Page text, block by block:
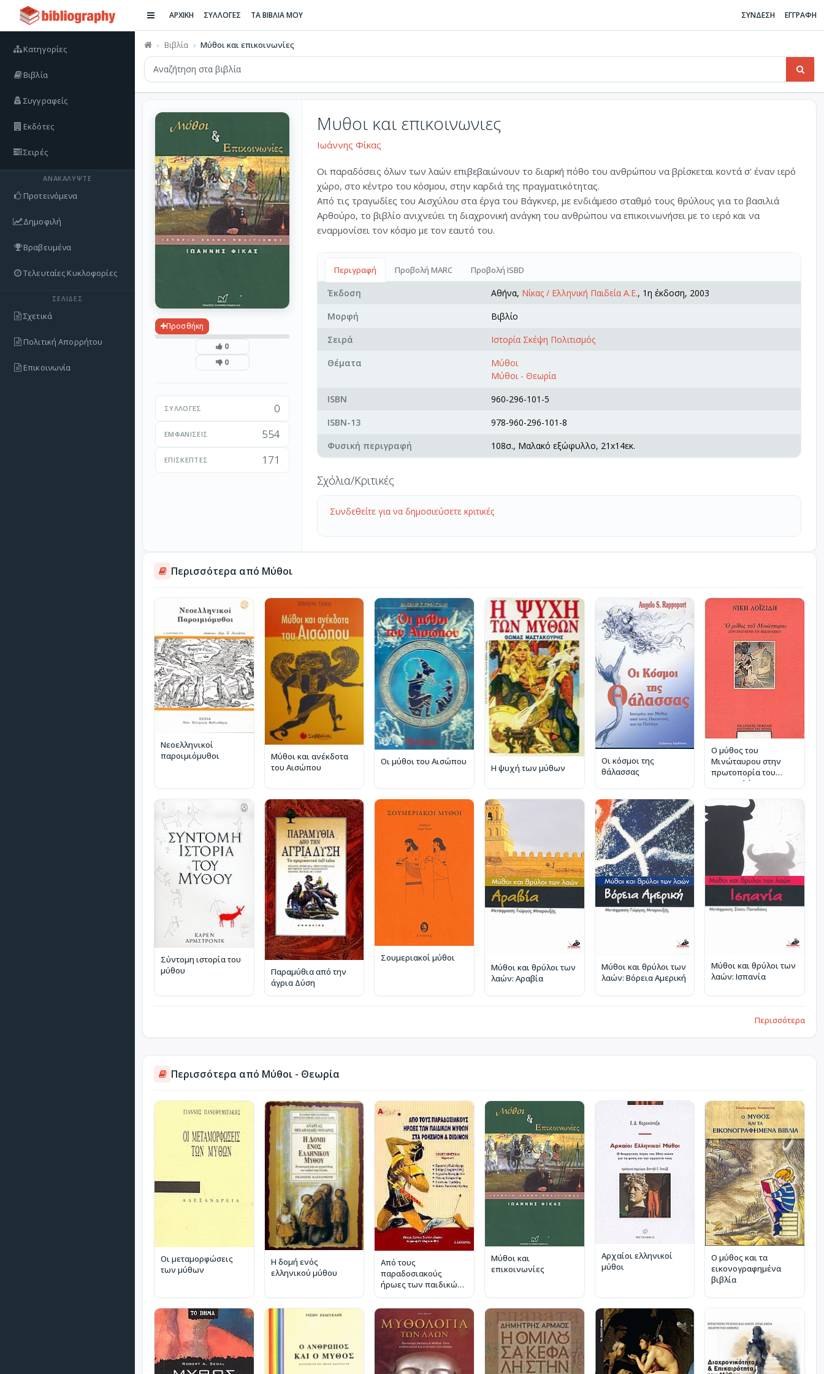
Κατηγορίες
Βιβλία
Συγγραφείς
Εκδότες
Σειρές
ΑΝΑΚΑΛΎΨΤΕ
Προτεινόμενα
Δημοφιλή
Βραβευμένα
Τελευταίες Κυκλοφορίες
ΣΕΛΊΔΕΣ
Σχετικά
Πολιτική Απορρήτου
Επικοινωνία
ΑΡΧΙΚΗ ΣΥΛΛΟΓΕΣ ΤΑ ΒΙΒΛΙΑ ΜΟΥ ΣΥΝΔΕΣΗ ΕΓΓΡΑΦΗ
Βιβλία Μύθοι και επικοινωνίες
Προσθήκη
0
0
ΣΥΛΛΟΓΈΣ 0
ΕΜΦΑΝΊΣΕΙΣ 554
ΕΠΙΣΚΈΠΤΕΣ 171
Μυθοι και επικοινωνιες
Ιωάννης Φίκας
Οι παραδόσεις όλων των λαών επιβεβαιώνουν το διαρκή πόθο του ανθρώπου να βρίσκεται κοντά σ' έναν ιερό
χώρο, στο κέντρο του κόσμου, στην καρδιά της πραγματικότητας.
Από τις τραγωδίες του Αισχύλου στα έργα του Βάγκνερ, με ενδιάμεσο σταθμό τους θρύλους για το βασιλιά
Αρθούρο, το βιβλίο ανιχνεύει τη διαχρονική ανάγκη του ανθρώπου να επικοινωνήσει με το ιερό και να
εναρμονίσει τον κόσμο με τον εαυτό του.
Περιγραφή Προβολή MARC Προβολή ISBD
Έκδοση Αθήνα, Νίκας / Ελληνική Παιδεία Α.Ε., 1η έκδοση, 2003
Μορφή
Βιβλίο
Σειρά
Ιστορία Σκέψη Πολιτισμός
Θέματα
Μύθοι
Μύθοι - Θεωρία
ISBN
960-296-101-5
ISBN-13
978-960-296-101-8
Φυσική περιγραφή
108σ., Μαλακό εξώφυλλο, 21x14εκ.
Σχόλια/Κριτικές
Συνδεθείτε για να δημοσιεύσετε κριτικές
Περισσότερα από Μύθοι
Νεοελληνικοί
παροιμιόμυθοι
Μύθοι και ανέκδοτα
του Αισώπου
Οι μύθοι του Αισώπου
Η ψυχή των μύθων
Οι κόσμοι της
θάλασσας
Ο μύθος του
Μινώταυρου στην
πρωτοπορία του
Μεσοπολέμου
Σύντομη ιστορία του
μύθου
Παραμύθια από την
άγρια Δύση
Σουμεριακοί μύθοι
Μύθοι και θρύλοι των
λαών: Αραβία
Μύθοι και θρύλοι των
λαών: Βόρεια Αμερική
Μύθοι και θρύλοι των
λαών: Ισπανία
Περισσότερα
Περισσότερα από Μύθοι - Θεωρία
Οι μεταμορφώσεις
των μύθων
Η δομή ενός
ελληνικού μύθου
Από τους
παραδοσιακούς
ήρωες των παιδικών
και Digimon
Μύθοι και
επικοινωνίες
Αρχαίοι ελληνικοί
μύθοι
Ο μύθος και τα
εικονογραφημένα
βιβλία